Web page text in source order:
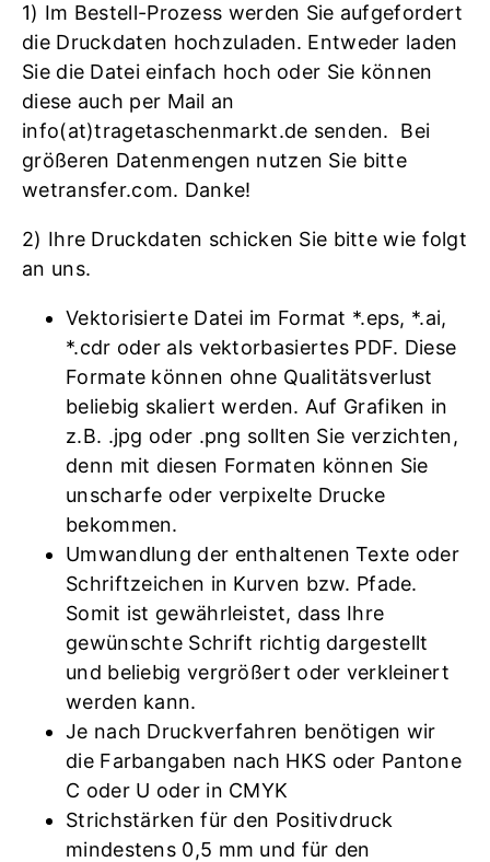
1) Im Bestell-Prozess werden Sie aufgefordert
die Druckdaten hochzuladen. Entweder laden
Sie die Datei einfach hoch oder Sie können
diese auch per Mail an
info(at)tragetaschenmarkt.de senden. Bei
größeren Datenmengen nutzen Sie bitte
wetransfer.com. Danke!
2) Ihre Druckdaten schicken Sie bitte wie folgt
an uns.
Vektorisierte Datei im Format *.eps, *.ai,
*.cdr oder als vektorbasiertes PDF. Diese
Formate können ohne Qualitätsverlust
beliebig skaliert werden. Auf Grafiken in
z.B. .jpg oder .png sollten Sie verzichten,
denn mit diesen Formaten können Sie
unscharfe oder verpixelte Drucke
bekommen.
Umwandlung der enthaltenen Texte oder
Schriftzeichen in Kurven bzw. Pfade.
Somit ist gewährleistet, dass Ihre
gewünschte Schrift richtig dargestellt
und beliebig vergrößert oder verkleinert
werden kann.
Je nach Druckverfahren benötigen wir
die Farbangaben nach HKS oder Pantone
C oder U oder in CMYK
Strichstärken für den Positivdruck
mindestens 0,5 mm und für den